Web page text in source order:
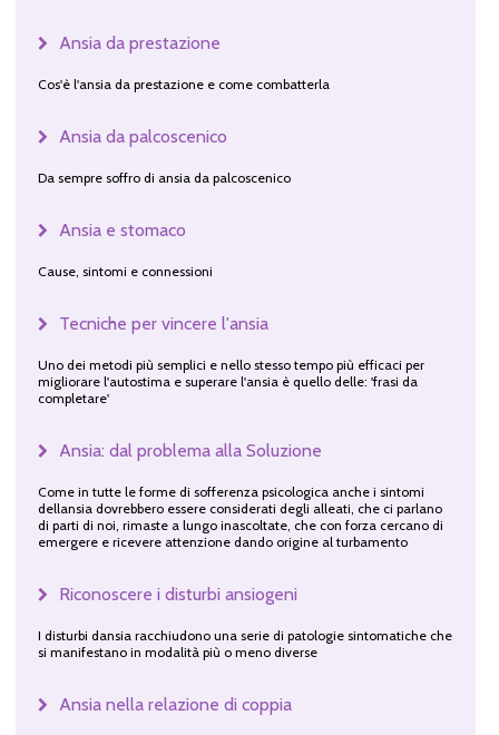
Ansia da prestazione
Cos'è l'ansia da prestazione e come combatterla
Ansia da palcoscenico
Da sempre soffro di ansia da palcoscenico
Ansia e stomaco
Cause, sintomi e connessioni
Tecniche per vincere l'ansia
Uno dei metodi più semplici e nello stesso tempo più efficaci per
migliorare l'autostima e superare l'ansia è quello delle: 'frasi da
completare'
Ansia: dal problema alla Soluzione
Come in tutte le forme di sofferenza psicologica anche i sintomi
dellansia dovrebbero essere considerati degli alleati, che ci parlano
di parti di noi, rimaste a lungo inascoltate, che con forza cercano di
emergere e ricevere attenzione dando origine al turbamento
Riconoscere i disturbi ansiogeni
I disturbi dansia racchiudono una serie di patologie sintomatiche che
si manifestano in modalità più o meno diverse
Ansia nella relazione di coppia